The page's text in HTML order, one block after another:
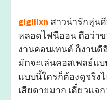
gigiiixn สาวน่ารักหุ่น
หลอดไฟนีออน ถือว่าข
งานคอนเทนต์ ก็งานดี
มักจะเล่นคอสเพลย์แ
แบบนี้ใครก็ต้องดูจริง
เสียดายมาก เดี๋ยวแจ